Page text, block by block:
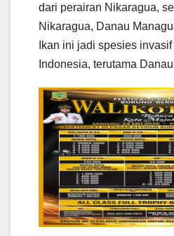
dari perairan Nikaragua,
Nikaragua, Danau
Ikan ini jadi spesies
Indonesia, terutama